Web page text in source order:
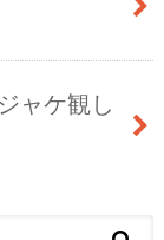
ャケ観し